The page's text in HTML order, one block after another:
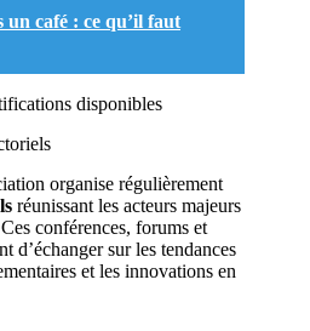
café : ce qu’il faut
disponibles
organise régulièrement
réunissant les acteurs majeurs
conférences, forums et
d’échanger sur les tendances
et les innovations en